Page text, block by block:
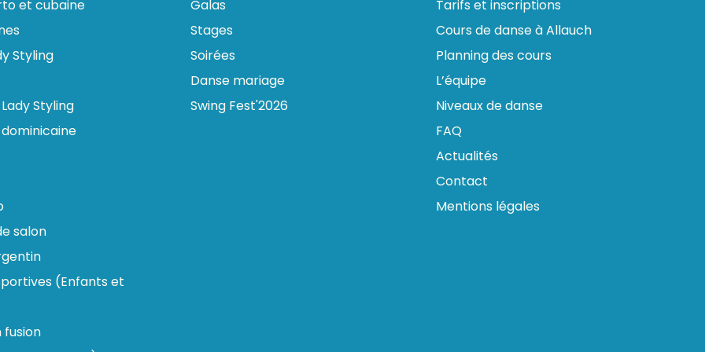
et cubaine
Styling
Styling
salon
(Enfants et
fusion
Galas
Stages
Soirées
Danse mariage
Swing Fest'2026
Tarifs et inscriptions
Cours de danse à Allauch
Planning des cours
L’équipe
Niveaux de danse
FAQ
Actualités
Contact
Mentions légales